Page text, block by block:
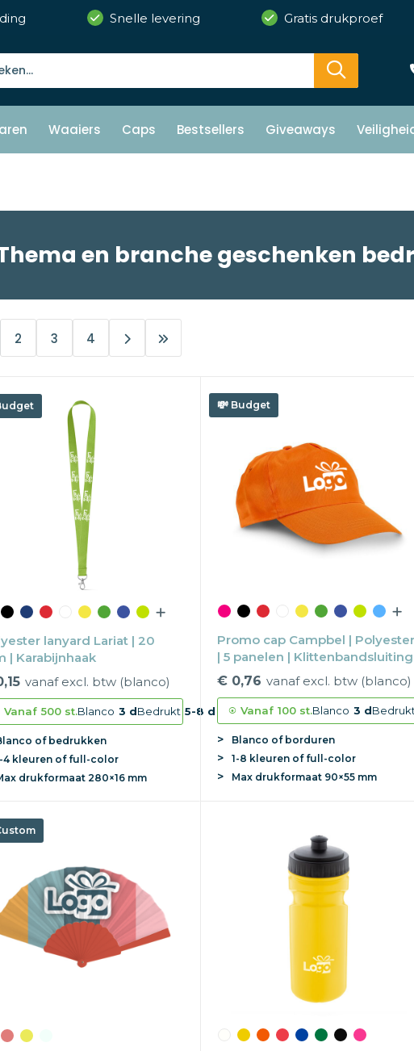
Snelle levering Gratis drukproef
Waaiers Caps Bestsellers Giveaways
en branche geschenken
2 3 4
lanyard Lariat | 20
| Karabijnhaak
vanaf excl. btw (blanco)
Vanaf 500 st.Blanco 3 dBedrukt 5-8 d
of bedrukken
4 kleuren of full-color
drukformaat 280×16 mm
Budget
Promo cap Campbel | Polyester
| 5 panelen | Klittenbandsluiting
€ 0,76 vanaf excl. btw (blanco)
Vanaf 100 st.Blanco 3 dBedrukt
Blanco of borduren
1-8 kleuren of full-color
Max drukformaat 90×55 mm